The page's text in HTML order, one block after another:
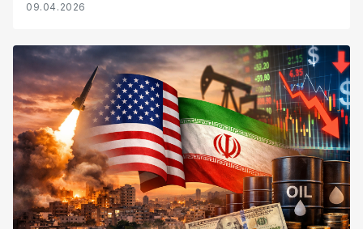
09.04.2026